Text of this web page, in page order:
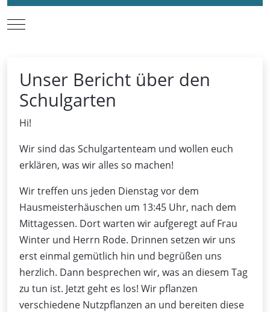
Mobile Menu Toggle
Unser Bericht über den
Schulgarten
Hi!
Wir sind das Schulgartenteam und wollen euch
erklären, was wir alles so machen!
Wir treffen uns jeden Dienstag vor dem
Hausmeisterhäuschen um 13:45 Uhr, nach dem
Mittagessen. Dort warten wir aufgeregt auf Frau
Winter und Herrn Rode. Drinnen setzen wir uns
erst einmal gemütlich hin und begrüßen uns
herzlich. Dann besprechen wir, was an diesem Tag
zu tun ist. Jetzt geht es los! Wir pflanzen
verschiedene Nutzpflanzen an und bereiten diese